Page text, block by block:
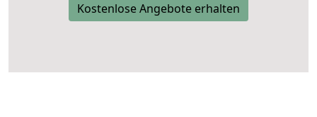
Kostenlose Angebote erhalten